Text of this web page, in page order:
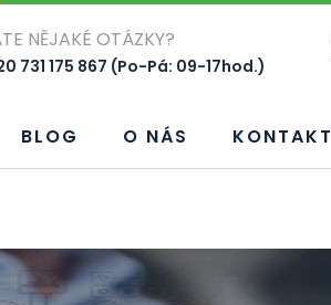
NĚJAKÉ OTÁZKY?
731 175 867 (Po-Pá: 09-17hod.)
BLOG O NÁS KONTAKT